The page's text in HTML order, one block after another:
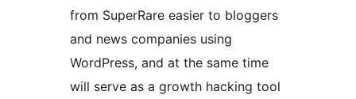
from SuperRare easier to bloggers
and news companies using
WordPress, and at the same time
will serve as a growth hacking tool